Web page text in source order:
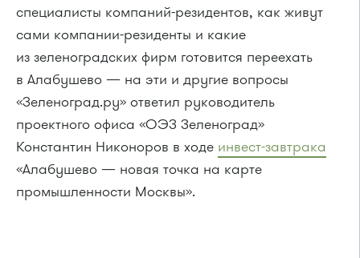
специалисты компаний-резидентов, как живут
сами компании-резиденты и какие
из зеленоградских фирм готовится переехать
в Алабушево — на эти и другие вопросы
«Зеленоград.ру» ответил руководитель
проектного офиса «ОЭЗ Зеленоград»
Константин Никоноров в ходе инвест-завтрака
«Алабушево — новая точка на карте
промышленности Москвы».